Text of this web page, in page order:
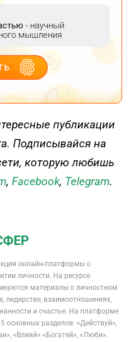
- научный
мышления
публикации
Подписывайся на
которую любишь
, Facebook, Telegram.
онлайн-платформы о
личности. На ресурсе
материалы о личностном
лидерстве, взаимоотношениях,
и счастье. На платформе
5 основных разделов: «Действуй»,
«Влияй» «Богатей», «Люби».